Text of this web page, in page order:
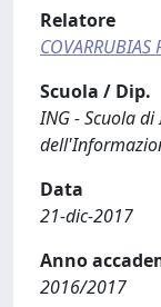
Relatore
COVARRUBIAS
Scuola / Dip.
ING - Scuola
Data
21-dic-2017
Anno
2016/2017